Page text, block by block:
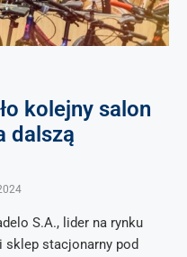
kolejny salon
dalszą
S.A., lider na rynku
sklep stacjonarny pod